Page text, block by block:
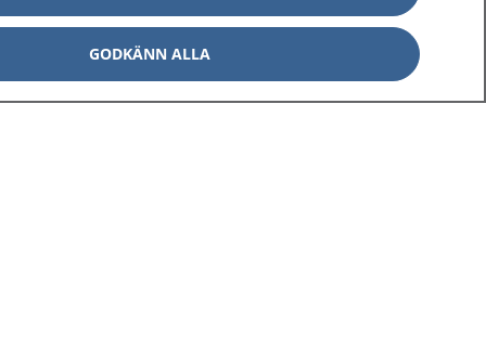
GODKÄNN ALLA